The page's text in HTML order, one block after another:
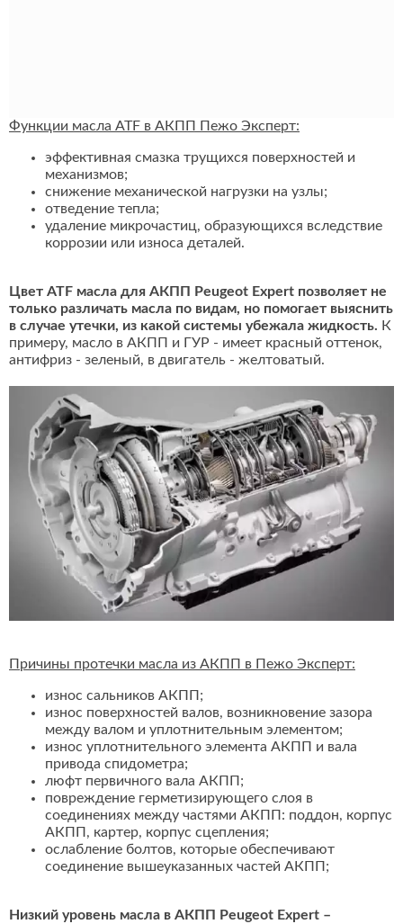
Функции масла ATF в АКПП Пежо Эксперт:
эффективная смазка трущихся поверхностей и
механизмов;
снижение механической нагрузки на узлы;
отведение тепла;
удаление микрочастиц, образующихся вследствие
коррозии или износа деталей.
Цвет ATF масла для АКПП Peugeot Expert позволяет не
только различать масла по видам, но помогает выяснить
в случае утечки, из какой системы убежала жидкость. К
примеру, масло в АКПП и ГУР - имеет красный оттенок,
антифриз - зеленый, в двигатель - желтоватый.
Причины протечки масла из АКПП в Пежо Эксперт:
износ сальников АКПП;
износ поверхностей валов, возникновение зазора
между валом и уплотнительным элементом;
износ уплотнительного элемента АКПП и вала
привода спидометра;
люфт первичного вала АКПП;
повреждение герметизирующего слоя в
соединениях между частями АКПП: поддон, корпус
АКПП, картер, корпус сцепления;
ослабление болтов, которые обеспечивают
соединение вышеуказанных частей АКПП;
Низкий уровень масла в АКПП Peugeot Expert –